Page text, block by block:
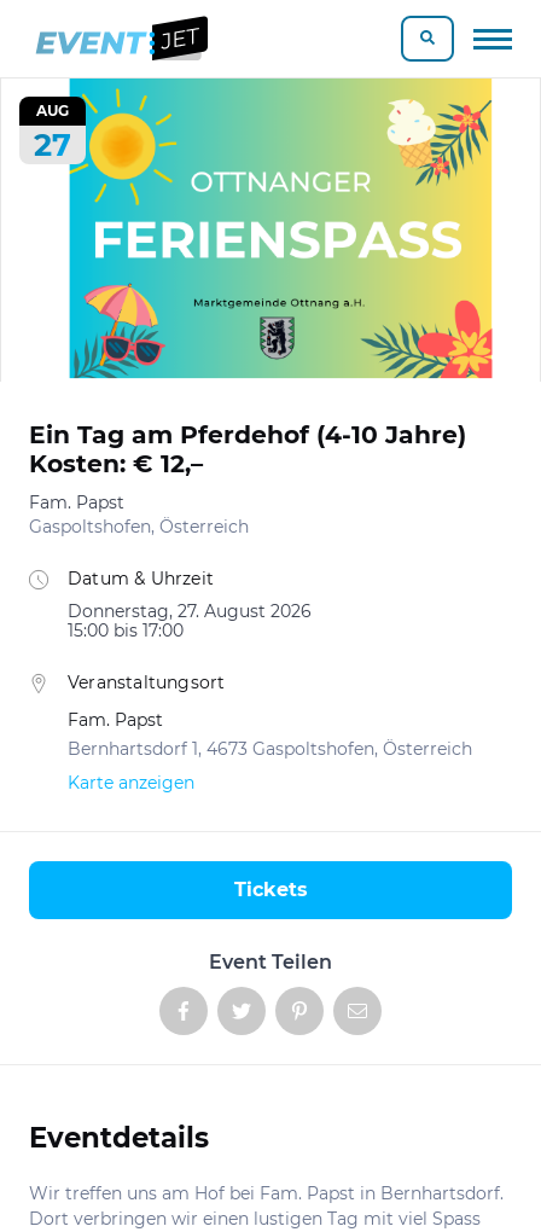
AUG
27
Ein Tag am Pferdehof (4-10 Jahre)
Kosten: € 12,–
Fam. Papst
Gaspoltshofen, Österreich
Datum & Uhrzeit
Donnerstag, 27. August 2026
15:00 bis 17:00
Veranstaltungsort
Fam. Papst
Bernhartsdorf 1, 4673 Gaspoltshofen, Österreich
Karte anzeigen
Event Teilen
Tickets
Informationen
Eventdetails
Wir treffen uns am Hof bei Fam. Papst in Bernhartsdorf.
Dort verbringen wir einen lustigen Tag mit viel Spass